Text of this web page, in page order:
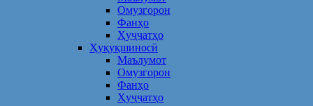
Омузгорон
Фанҳо
Ҳуҷҷатҳо
Ҳуқуқшиносӣ
Маълумот
Омузгорон
Фанҳо
Ҳуҷҷатҳо